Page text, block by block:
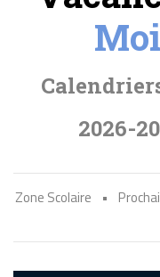
2026-
Zone Scolaire •